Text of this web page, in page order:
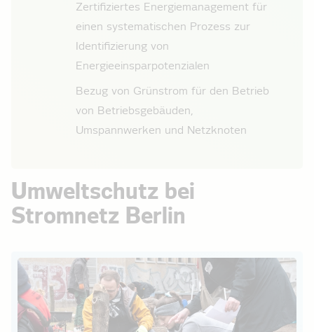
Zertifiziertes Energiemanagement für
einen systematischen Prozess zur
Identifizierung von
Energieeinsparpotenzialen
Bezug von Grünstrom für den Betrieb
von Betriebsgebäuden,
Umspannwerken und Netzknoten
Umweltschutz bei
Stromnetz Berlin